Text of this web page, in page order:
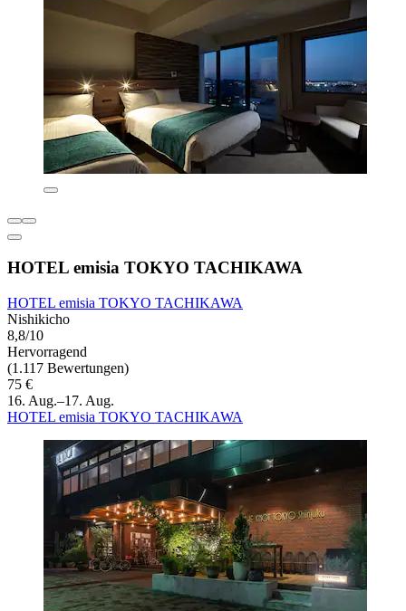
HOTEL emisia TOKYO TACHIKAWA
HOTEL emisia TOKYO TACHIKAWA
Nishikicho
8,8/10
Hervorragend
(1.117 Bewertungen)
75 €
16. Aug.–17. Aug.
HOTEL emisia TOKYO TACHIKAWA